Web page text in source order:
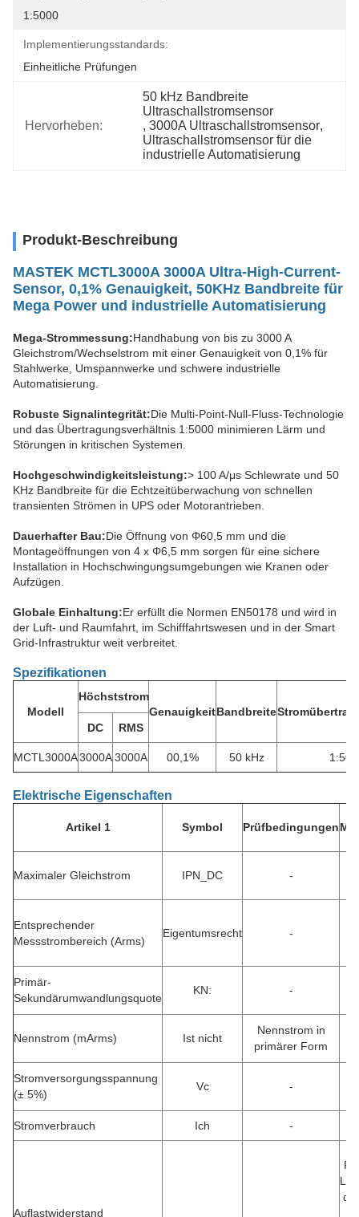
1:5000
Implementierungsstandards:
Einheitliche Prüfungen
Hervorheben:
50 kHz Bandbreite
Ultraschallstromsensor
, 3000A Ultraschallstromsensor,
Ultraschallstromsensor für die
industrielle Automatisierung
Produkt-Beschreibung
MASTEK MCTL3000A 3000A Ultra-High-Current-
Sensor, 0,1% Genauigkeit, 50KHz Bandbreite für
Mega Power und industrielle Automatisierung
Mega-Strommessung:Handhabung von bis zu 3000 A
Gleichstrom/Wechselstrom mit einer Genauigkeit von 0,1% für
Stahlwerke, Umspannwerke und schwere industrielle
Automatisierung.
Robuste Signalintegrität:Die Multi-Point-Null-Fluss-Technologie
und das Übertragungsverhältnis 1:5000 minimieren Lärm und
Störungen in kritischen Systemen.
Hochgeschwindigkeitsleistung:> 100 A/μs Schlewrate und 50
KHz Bandbreite für die Echtzeitüberwachung von schnellen
transienten Strömen in UPS oder Motorantrieben.
Dauerhafter Bau:Die Öffnung von Φ60,5 mm und die
Montageöffnungen von 4 x Φ6,5 mm sorgen für eine sichere
Installation in Hochschwingungsumgebungen wie Kranen oder
Aufzügen.
Globale Einhaltung:Er erfüllt die Normen EN50178 und wird in
der Luft- und Raumfahrt, im Schifffahrtswesen und in der Smart
Grid-Infrastruktur weit verbreitet.
Spezifikationen
Modell
Höchststrom
GenauigkeitBandbreite
DC
RMS
MCTL3000A3000A 3000A 00,1% 50 kHz
Elektrische Eigenschaften
Artikel 1 Symbol Prüfbedingungen
Maximaler Gleichstrom IPN_DC -
Entsprechender
Messstrombereich (Arms)
Eigentumsrecht -
Primär-
Sekundärumwandlungsquote
KN: -
Nennstrom (mArms) Ist nicht
Nennstrom in
primärer Form
Stromversorgungsspannung
(± 5%)
Vc -
Stromverbrauch Ich -
Auflastwiderstand